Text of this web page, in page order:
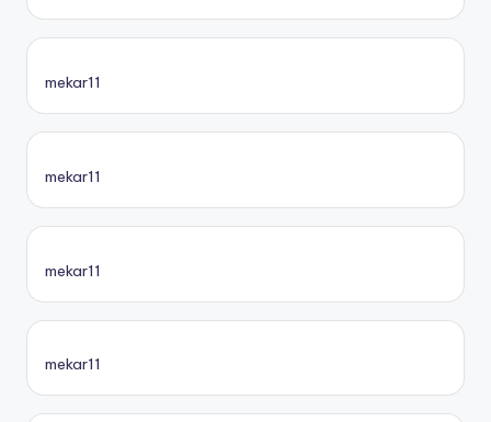
mekar11
mekar11
mekar11
mekar11